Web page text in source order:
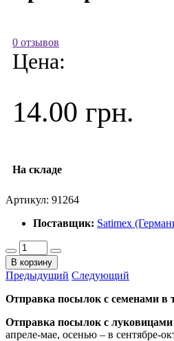
0 отзывов
Цена:
14.00 грн.
На складе
Артикул: 91264
Поставщик: Satimex
В корзину
Предыдущий Следующий
Отправка посылок с семенами в
Отправка посылок с
апреле-мае, осенью – в сентябре-